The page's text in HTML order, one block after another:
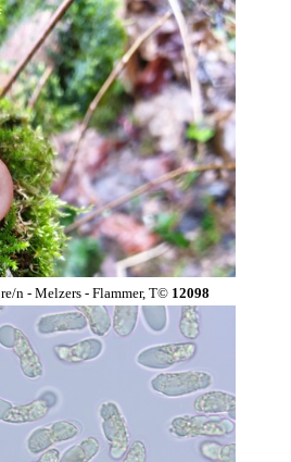
n - Melzers - Flammer, T© 12098